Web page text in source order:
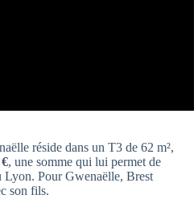
réside dans un T3 de 62 m²,
, une somme qui lui permet de
Lyon. Pour Gwenaëlle, Brest
son fils.